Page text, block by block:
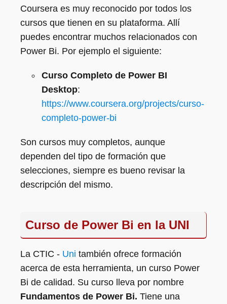
Coursera es muy reconocido por todos los
cursos que tienen en su plataforma. Allí
puedes encontrar muchos relacionados con
Power Bi. Por ejemplo el siguiente:
Curso Completo de Power BI
Desktop:
https://www.coursera.org/projects/curso-
completo-power-bi
Son cursos muy completos, aunque
dependen del tipo de formación que
selecciones, siempre es bueno revisar la
descripción del mismo.
Curso de Power Bi en la UNI
La CTIC - Uni también ofrece formación
acerca de esta herramienta, un curso Power
Bi de calidad. Su curso lleva por nombre
Fundamentos de Power Bi. Tiene una